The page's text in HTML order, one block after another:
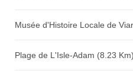
Musée d'Histoire Locale de
Plage de L'Isle-Adam (8.23 Km)